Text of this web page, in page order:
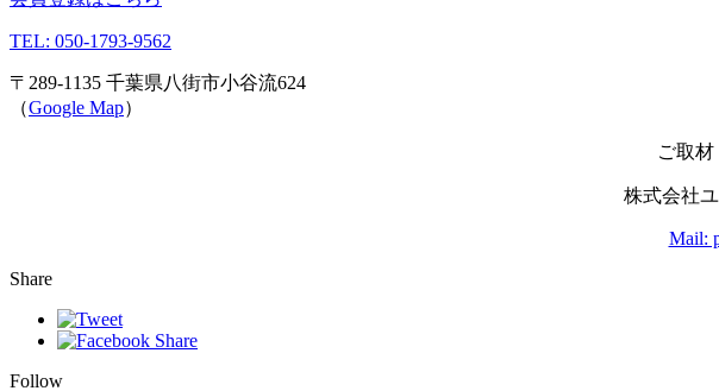
TEL: 050-1793-9562
〒289-1135 千葉県八街市小谷流624
（Google Map）
ご取
株式会社
Mail:
Share
Follow